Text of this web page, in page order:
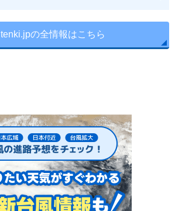
tenki.jpの全情報はこちら